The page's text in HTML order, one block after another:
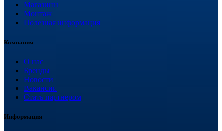
Магазины
Монтаж
Полезная информация
Компания
О нас
Бренды
Новости
Вакансии
Стать партнером
Информация